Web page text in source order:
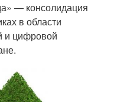
— консолидация
в области
и цифровой